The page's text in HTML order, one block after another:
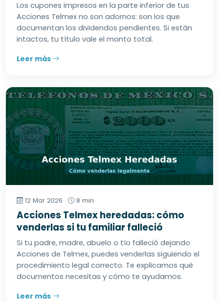
Los cupones impresos en la parte inferior de tus
Acciones Telmex no son adornos: son los que
documentan los dividendos pendientes. Si están
intactos, tu título vale el monto total.
Leer más
12 Mar 2026 · 8 min
Acciones Telmex heredadas: cómo
venderlas si tu familiar falleció
Si tu padre, madre, abuelo o tío falleció dejando
Acciones de Telmex, puedes venderlas siguiendo el
procedimiento legal correcto. Te explicamos qué
documentos necesitas y cómo te ayudamos.
Leer más